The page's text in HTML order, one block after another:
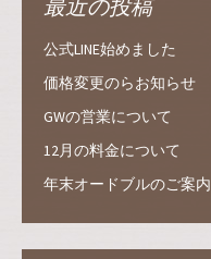
最近の投稿
公式LINE始めました
価格変更のらお知らせ
GWの営業について
12月の料金について
年末オードブルのご案内